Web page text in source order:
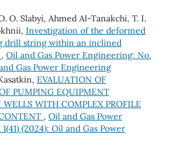
O. Slabyi, Ahmed Al-Tanakchi, T. I.
Investigation of the deformed
drill string within an inclined
, Oil and Gas Power Engineering: No.
Gas Power Engineering
EVALUATION OF
PUMPING EQUIPMENT
WITH COMPLEX PROFILE
, Oil and Gas Power
(2024): Oil and Gas Power